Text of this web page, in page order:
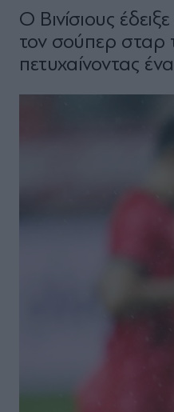
Ο Βινίσιους
τον σούπερ σταρ
πετυχαίνοντας